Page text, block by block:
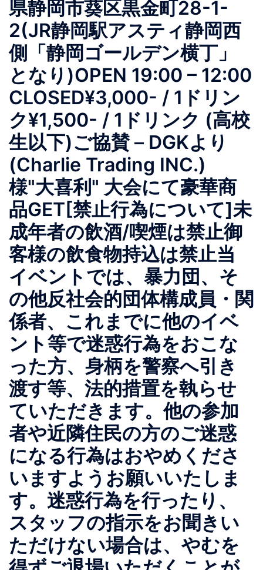
県静岡市葵区黒金町28-1-
2(JR静岡駅アスティ静岡西
側「静岡ゴールデン横丁」
となり)OPEN 19:00 – 12:00
CLOSED¥3,000- / 1ドリン
ク¥1,500- / 1ドリンク (高校
生以下)ご協賛 – DGKより
(Charlie Trading INC.)
様"大喜利" 大会にて豪華商
品GET[禁止行為について]未
成年者の飲酒/喫煙は禁止御
客様の飲食物持込は禁止当
イベントでは、暴力団、そ
の他反社会的団体構成員・関
係者、これまでに他のイベ
ント等で迷惑行為をおこな
った方、身柄を警察へ引き
渡す等、法的措置を執らせ
ていただきます。他の参加
者や近隣住民の方のご迷惑
になる行為はおやめくださ
いますようお願いいたしま
す。迷惑行為を行ったり、
スタッフの指示をお聞きい
ただけない場合は、やむを